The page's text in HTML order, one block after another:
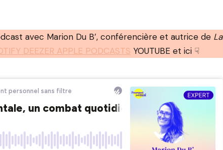
avec Marion Du B’, conférencière et autrice de La
DEEZER APPLE PODCASTS YOUTUBE et ici ☟